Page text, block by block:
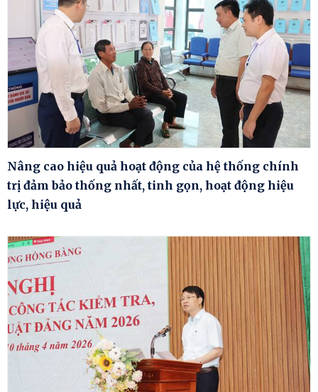
Nâng cao hiệu quả hoạt động của hệ thống chính
trị đảm bảo thống nhất, tinh gọn, hoạt động hiệu
lực, hiệu quả